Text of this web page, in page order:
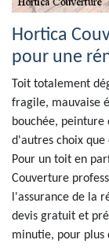
Hortica
pour une
Toit totalement
fragile, mauvaise
bouchée, peinture
d'autres choix
Pour un toit en
Couverture
l'assurance de la
devis gratuit et
minutie, pour plus